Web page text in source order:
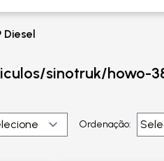
Diesel
sinotruk/howo-
Ordenação: